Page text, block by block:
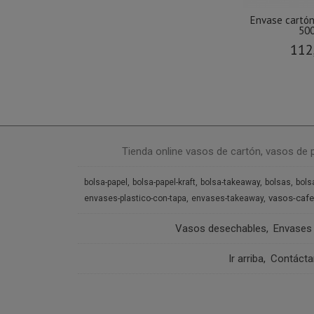
Envase
Tienda online vasos de cartón, vasos de
bolsa-papel bolsa-papel-kraft bolsa-takeaway bolsas
envases-plastico-con-tapa
envases-takeaway vasos-cafe
Vasos desechables
Ir arriba